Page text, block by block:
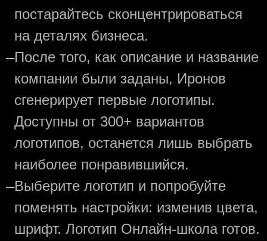
постарайтесь сконцентрироваться
на деталях бизнеса.
—После того, как описание и название
компании были заданы, Иронов
сгенерирует первые логотипы.
Доступны от 300+ вариантов
логотипов, останется лишь выбрать
наиболее понравившийся.
—Выберите логотип и попробуйте
поменять настройки: изменив цвета,
шрифт. Логотип Онлайн-школа готов.